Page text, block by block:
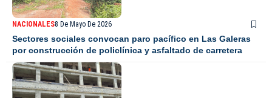
NACIONALES8 De Mayo De 2026
Sectores sociales convocan paro pacífico en Las Galeras
por construcción de policlínica y asfaltado de carretera